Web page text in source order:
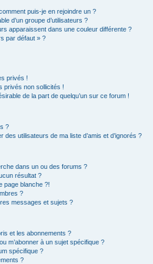
puis-je en rejoindre un ?
d’un groupe d’utilisateurs ?
apparaissent dans une couleur différente ?
par défaut » ?
privés !
privés non sollicités !
de la part de quelqu’un sur ce forum !
?
utilisateurs de ma liste d’amis et d’ignorés ?
dans un ou des forums ?
résultat ?
page blanche ?!
?
messages et sujets ?
et les abonnements ?
m’abonner à un sujet spécifique ?
spécifique ?
?